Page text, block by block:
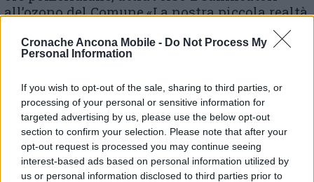
Cronache Ancona Mobile - Do Not Process My
Personal Information
If you wish to opt-out of the sale, sharing to third parties, or
processing of your personal or sensitive information for
targeted advertising by us, please use the below opt-out
section to confirm your selection. Please note that after your
opt-out request is processed you may continue seeing
interest-based ads based on personal information utilized by
us or personal information disclosed to third parties prior to
all’ozono del Comune.«La nostra piccola realtà
pandemia – sottolinea Badiali – A tal fine
pare utile segnalare che ad oggi i dati
positivi (non ospedalizzati) e 27 in
quarantena. Il dato impone a tutti noi un
atteggiamento di cautela e prudenza nella
gestione della quotidianità, evitando ogni
comportamento potenzialmente dannoso per
sé e per gli altri».